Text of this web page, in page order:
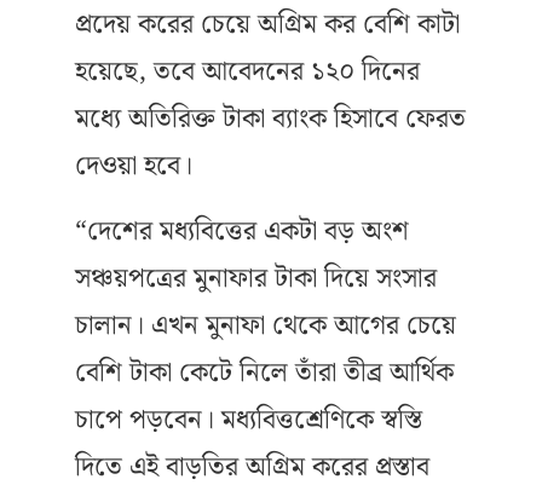
প্রদেয় করের চেয়ে অগ্রিম কর বেশি কাটা
হয়েছে, তবে আবেদনের ১২০ দিনের
মধ্যে অতিরিক্ত টাকা ব্যাংক হিসাবে ফেরত
দেওয়া হবে।
“দেশের মধ্যবিত্তের একটা বড় অংশ
সঞ্চয়পত্রের মুনাফার টাকা দিয়ে সংসার
চালান। এখন মুনাফা থেকে আগের চেয়ে
বেশি টাকা কেটে নিলে তাঁরা তীব্র আর্থিক
চাপে পড়বেন। মধ্যবিত্তশ্রেণিকে স্বস্তি
দিতে এই বাড়তির অগ্রিম করের প্রস্তাব